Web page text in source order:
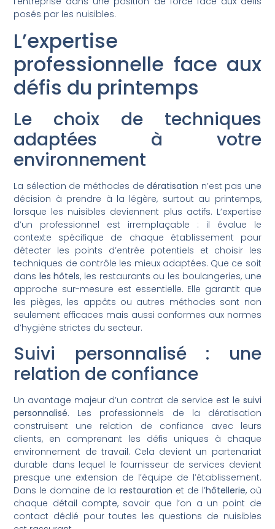
posés par les nuisibles.
L’expertise
professionnelle face aux
défis du printemps
Le choix de techniques
adaptées à votre
environnement
La sélection de méthodes dedératisation n’est pas une
décision à prendre à la légère, surtout au printemps,
lorsque les nuisibles deviennent plus actifs. L’expertise
d’un professionnel est irremplaçable : il évalue le
contexte spécifique de chaque établissement pour
détecter les points d’entrée potentiels et choisir les
techniques de contrôle les mieux adaptées. Que ce soit
dans les hôtels, les restaurants ou les boulangeries, une
approche sur-mesure est essentielle. Elle garantit que
les pièges, les appâts ou autres méthodes sont non
seulement efficaces mais aussi conformes aux normes
d’hygiène strictes du secteur.
Suivi personnalisé : une
relation de confiance
Un avantage majeur d’un contrat de service est le suivi
personnalisé. Les professionnels de la dératisation
construisent une relation de confiance avec leurs
clients, en comprenant les défis uniques à chaque
environnement de travail. Cela devient un partenariat
durable dans lequel le fournisseur de services devient
presque une extension de l’équipe de l’établissement.
Dans le domaine de la restauration et de l’hôtellerie, où
chaque détail compte, savoir que l’on a un point de
contact dédié pour toutes les questions de nuisibles